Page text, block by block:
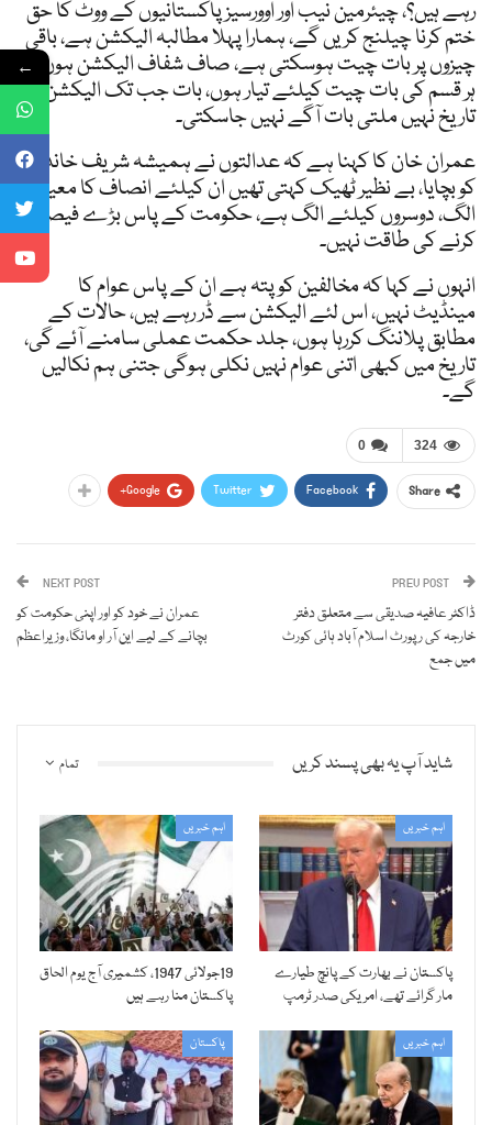
رہے ہیں؟، چیئرمین نیب اور اوورسیز پاکستانیوں کے ووٹ کا حق
ختم کرنا چیلنج کریں گے، ہمارا پہلا مطالبہ الیکشن ہے، باقی
چیزوں پر بات چیت ہوسکتی ہے، صاف شفاف الیکشن ہوں تو
ہر قسم کی بات چیت کیلئے تیار ہوں، بات جب تک الیکشن کی
تاریخ نہیں ملتی بات آگے نہیں جاسکتی۔
عمران خان کا کہنا ہے کہ عدالتوں نے ہمیشہ شریف خاندان
کو بچایا، بے نظیر ٹھیک کہتی تھیں ان کیلئے انصاف کا معیار
الگ، دوسروں کیلئے الگ ہے، حکومت کے پاس بڑے فیصلے
کرنے کی طاقت نہیں۔
انہوں نے کہا کہ مخالفین کو پتہ ہے ان کے پاس عوام کا
مینڈیٹ نہیں، اس لئے الیکشن سے ڈر رہے ہیں، حالات کے
مطابق پلاننگ کررہا ہوں، جلد حکمت عملی سامنے آئے گی،
تاریخ میں کبھی اتنی عوام نہیں نکلی ہوگی جتنی ہم نکالیں
گے۔
0 324
Share
Facebook
Twitter
Google+
ڈاکٹر عافیہ صدیقی سے متعلق دفتر
خارجہ کی رپورٹ اسلام آباد ہائی کورٹ
میں جمع
NEXT POST
عمران نے خود کو اور اپنی حکومت کو
بچانے کے لیے این آر او مانگا، وزیراعظم
تمام شاید آپ یہ بھی پسند کریں
اہم خبریں
پاکستان نے بھارت کے پانچ طیارے
مار گرائے تھے، امریکی صدر ٹرمپ
اہم خبریں
19جولائی 1947، کشمیری آج یوم الحاق
پاکستان منا رہے ہیں
اہم خبریں پاکستان
←